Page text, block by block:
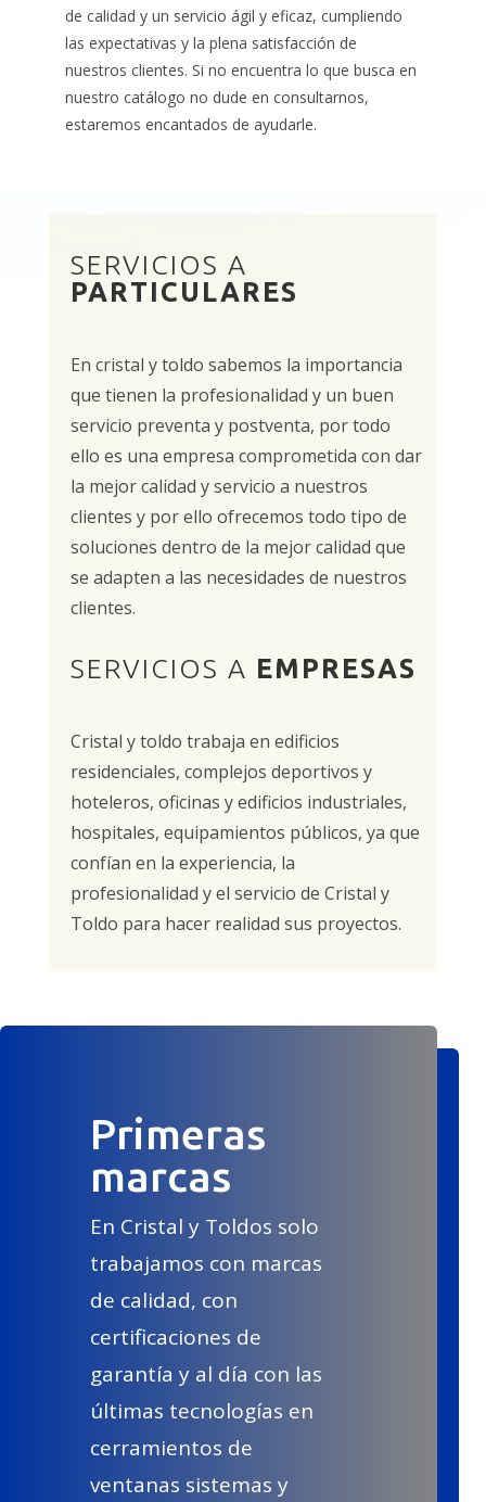
de calidad y un servicio ágil y eficaz, cumpliendo
las expectativas y la plena satisfacción de
nuestros clientes. Si no encuentra lo que busca en
nuestro catálogo no dude en consultarnos,
estaremos encantados de ayudarle.
SERVICIOS A
PARTICULARES
En cristal y toldo sabemos la importancia
que tienen la profesionalidad y un buen
servicio preventa y postventa, por todo
ello es una empresa comprometida con dar
la mejor calidad y servicio a nuestros
clientes y por ello ofrecemos todo tipo de
soluciones dentro de la mejor calidad que
se adapten a las necesidades de nuestros
clientes.
SERVICIOS A EMPRESAS
Cristal y toldo trabaja en edificios
residenciales, complejos deportivos y
hoteleros, oficinas y edificios industriales,
hospitales, equipamientos públicos, ya que
confían en la experiencia, la
profesionalidad y el servicio de Cristal y
Toldo para hacer realidad sus proyectos.
Primeras
marcas
En Cristal y Toldos solo
trabajamos con marcas
de calidad, con
certificaciones de
garantía y al día con las
últimas tecnologías en
cerramientos de
ventanas sistemas y